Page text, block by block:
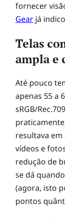
fornecer
Gear já
Telas
ampla e
Até pouco
apenas 55 a
sRGB/
resultava em
vídeos e
redução de
se dá
(agora, isto
pontos